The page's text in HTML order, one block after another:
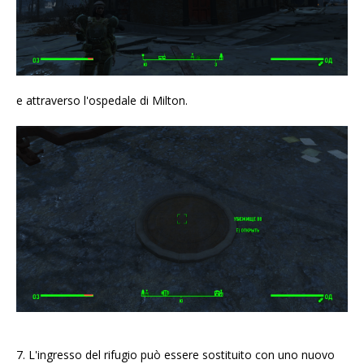
e attraverso l'ospedale di Milton.
7. L'ingresso del rifugio può essere sostituito con uno nuovo